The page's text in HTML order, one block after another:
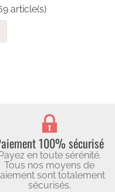
article(s)
100% sécurisé
Payez en toute sérénité.
Tous nos moyens de
sont totalement
sécurisés.